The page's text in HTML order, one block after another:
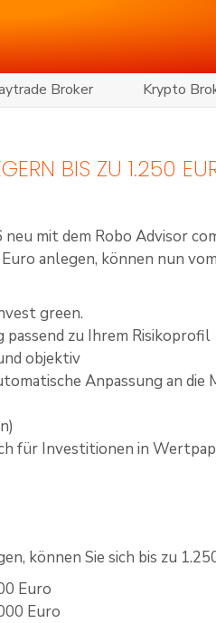
Broker Krypto
BIS ZU 1.250
mit dem Robo Advisor
anlegen, können nun
green.
zu Ihrem Risikoprofil
objektiv
Anpassung an die
für Investitionen in
können Sie sich bis zu
Euro
Euro